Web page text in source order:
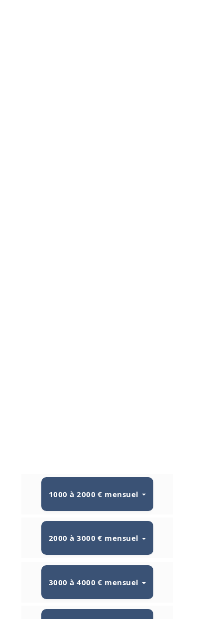
1000 à 2000 € mensuel
2000 à 3000 € mensuel
3000 à 4000 € mensuel